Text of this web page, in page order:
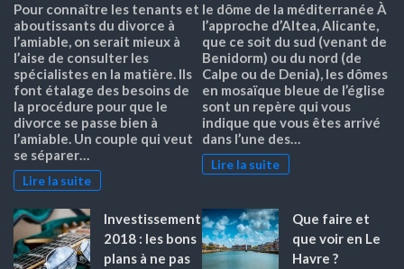
Pour connaître les tenants et
aboutissants du divorce à
l’amiable, on serait mieux à
l’aise de consulter les
spécialistes en la matière. Ils
font étalage des besoins de
la procédure pour que le
divorce se passe bien à
l’amiable. Un couple qui veut
se séparer…
Lire la suite
le dôme de la méditerranée À
l’approche d’Altea, Alicante,
que ce soit du sud (venant de
Benidorm) ou du nord (de
Calpe ou de Denia), les dômes
en mosaïque bleue de l’église
sont un repère qui vous
indique que vous êtes arrivé
dans l’une des…
Lire la suite
Investissement
2018 : les bons
plans à ne pas
Que faire et
que voir en Le
Havre ?